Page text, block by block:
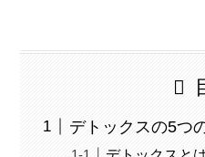
デトックスの5つ